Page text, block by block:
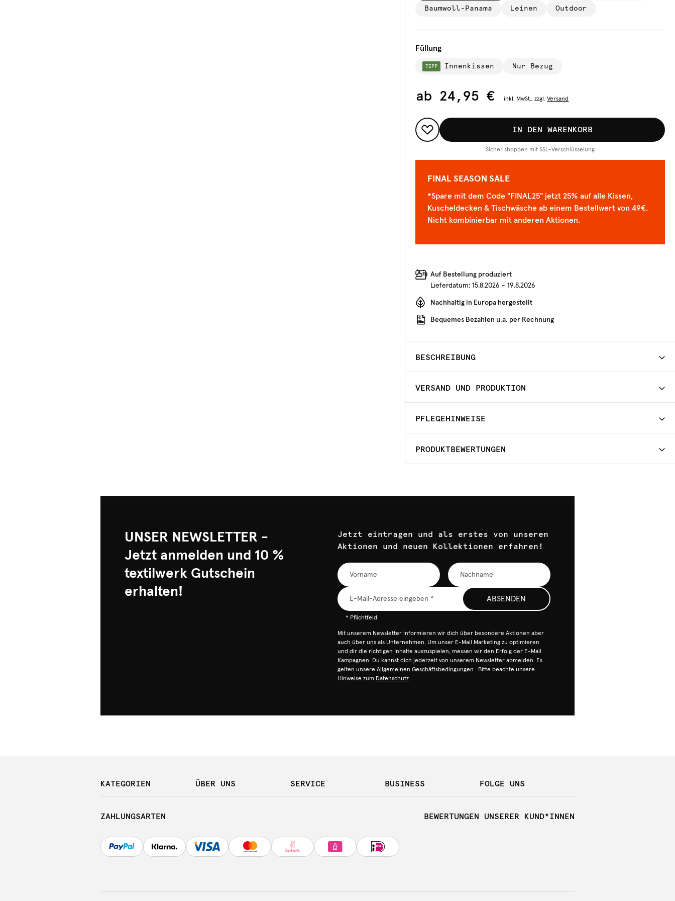
Baumwoll-Panama Leinen Outdoor
Füllung
TIPP Innenkissen Nur Bezug
ab 24,95 € inkl. MwSt., zzgl. Versand
IN DEN WARENKORB
Sicher shoppen mit SSL-Verschlüsselung
FINAL SEASON SALE
*Spare mit dem Code "FINAL25" jetzt 25% auf alle Kissen,
Kuscheldecken & Tischwäsche ab einem Bestellwert von 49€.
Nicht kombinierbar mit anderen Aktionen.
Auf Bestellung produziert
Lieferdatum: 15.8.2026 - 19.8.2026
Nachhaltig in Europa hergestellt
Bequemes Bezahlen u.a. per Rechnung
BESCHREIBUNG
VERSAND UND PRODUKTION
PFLEGEHINWEISE
PRODUKTBEWERTUNGEN
UNSER NEWSLETTER -
Jetzt anmelden und 10 %
textilwerk Gutschein
erhalten!
Jetzt eintragen und als erstes von unseren
Aktionen und neuen Kollektionen erfahren!
ABSENDEN
* Pflichtfeld
Mit unserem Newsletter informieren wir dich über besondere Aktionen aber
auch über uns als Unternehmen. Um unser E-Mail Marketing zu optimieren
und dir die richtigen Inhalte auszuspielen, messen wir den Erfolg der E-Mail
Kampagnen. Du kannst dich jederzeit von unserem Newsletter abmelden. Es
gelten unsere Allgemeinen Geschäftsbedingungen . Bitte beachte unsere
Hinweise zum Datenschutz .
KATEGORIEN ÜBER UNS SERVICE BUSINESS FOLGE UNS
ZAHLUNGSARTEN BEWERTUNGEN UNSERER KUND*INNEN